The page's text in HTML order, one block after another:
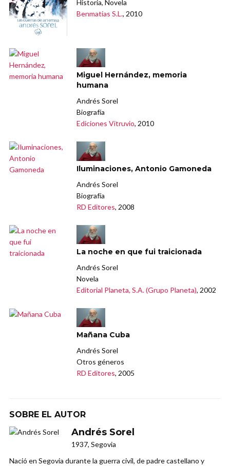
Historia, Novela
Benmatias S.L., 2010
Miguel Hernández, memoria
humana
Andrés Sorel
Biografía
Ediciones Vitruvio, 2010
Iluminaciones, Antonio Gamoneda
Andrés Sorel
Biografía
RD Editores, 2008
La noche en que fui traicionada
Andrés Sorel
Novela
Editorial Planeta, S.A. (Grupo Planeta), 2002
Mañana Cuba
Andrés Sorel
Otros géneros
RD Editores, 2005
SOBRE EL AUTOR
Andrés Sorel
1937, Segovia
Nació en Segovia durante la guerra civil, de padre castellano y